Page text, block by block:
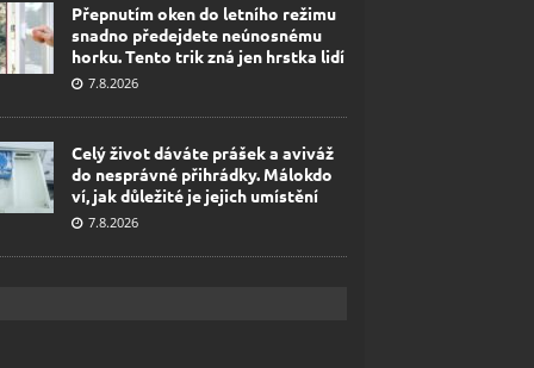
Přepnutím oken do letního režimu
snadno předejdete neúnosnému
horku. Tento trik zná jen hrstka lidí
7.8.2026
Celý život dáváte prášek a aviváž
do nesprávné přihrádky. Málokdo
ví, jak důležité je jejich umístění
7.8.2026